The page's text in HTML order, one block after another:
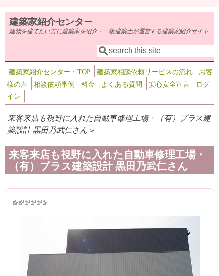
メインコンテンツに移動
建築家紹介センター
建物を建てたい方に建築家を紹介・一級建築士が運営する建築家紹介サイト
検索フォーム
検索
建築家紹介センター・TOP 建築家相談依頼サービスの流れ
お客
様の声
相談依頼事例 料金 よくある質問 安心安全宣言
ログ
イン
来客来店も視野に入れた自動車修理工場・（有）プラス建
築設計 黒田乃武仁さん >
来客来店も視野に入れた自動車修理工場・
（有）プラス建築設計 黒田乃武仁さん
(link is external)
(link is external)
(link is external)
(link is external)
(link is external)
(link is external)